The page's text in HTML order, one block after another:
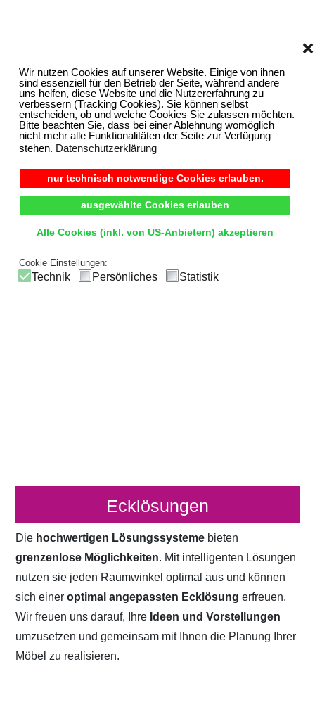
Wir nutzen Cookies auf unserer Website. Einige von ihnen
sind essenziell für den Betrieb der Seite, während andere
uns helfen, diese Website und die Nutzererfahrung zu
verbessern (Tracking Cookies). Sie können selbst
entscheiden, ob und welche Cookies Sie zulassen möchten.
Bitte beachten Sie, dass bei einer Ablehnung womöglich
nicht mehr alle Funktionalitäten der Seite zur Verfügung
stehen. Datenschutzerklärung
nur technisch notwendige Cookies erlauben.
ausgewählte Cookies erlauben
Alle Cookies (inkl. von US-Anbietern) akzeptieren
❌
Cookie Einstellungen:
Technik Persönliches Statistik
Ecklösungen
Die hochwertigen Lösungssysteme bieten
grenzenlose Möglichkeiten. Mit intelligenten Lösungen
nutzen sie jeden Raumwinkel optimal aus und können
sich eineroptimal angepassten Ecklösung erfreuen.
Wir freuen uns darauf, Ihre Ideen und Vorstellungen
umzusetzen und gemeinsam mit Ihnen die Planung Ihrer
Möbel zu realisieren.